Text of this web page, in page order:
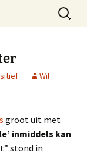
Zoeken
naar:
Wil
groot uit met
inmiddels kan
stond in